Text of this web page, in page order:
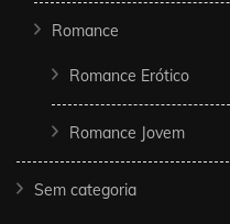
Romance
Romance Erótico
Romance Jovem
Sem categoria